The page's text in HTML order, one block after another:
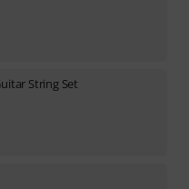
String Set